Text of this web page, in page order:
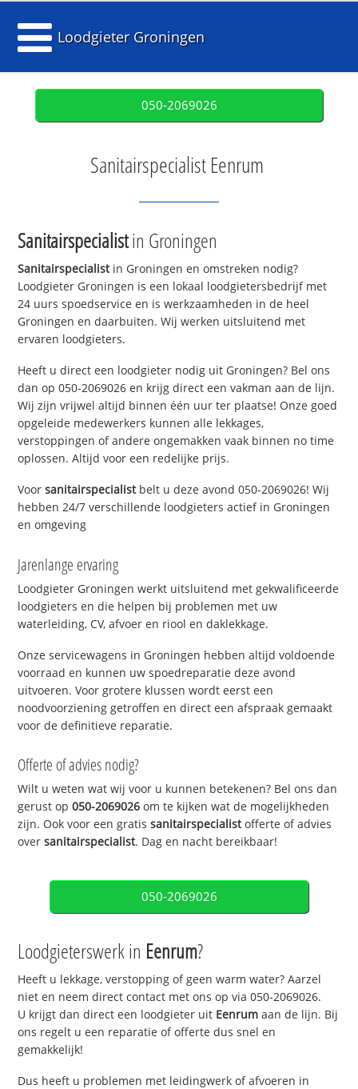
Loodgieter Groningen
050-2069026
Sanitairspecialist Eenrum
Sanitairspecialistin Groningen
Sanitairspecialistin Groningen en omstreken nodig?
Loodgieter Groningen is een lokaal loodgietersbedrijf met
24 uurs spoedservice en is werkzaamheden in de heel
Groningen en daarbuiten. Wij werken uitsluitend met
ervaren loodgieters.
Heeft u direct een loodgieter nodig uit Groningen? Bel ons
dan op 050-2069026 en krijg direct een vakman aan de lijn.
Wij zijn vrijwel altijd binnen één uur ter plaatse! Onze goed
opgeleide medewerkers kunnen alle lekkages,
verstoppingen of andere ongemakken vaak binnen no time
oplossen. Altijd voor een redelijke prijs.
Voorsanitairspecialistbelt u deze avond 050-2069026! Wij
hebben 24/7 verschillende loodgieters actief in Groningen
en omgeving
Jarenlange ervaring
Loodgieter Groningen werkt uitsluitend met gekwalificeerde
loodgieters en die helpen bij problemen met uw
waterleiding, CV, afvoer en riool en daklekkage.
Onze servicewagens in Groningen hebben altijd voldoende
voorraad en kunnen uw spoedreparatie deze avond
uitvoeren. Voor grotere klussen wordt eerst een
noodvoorziening getroffen en direct een afspraak gemaakt
voor de definitieve reparatie.
Offerte of advies nodig?
Wilt u weten wat wij voor u kunnen betekenen? Bel ons dan
gerust op050-2069026 om te kijken wat de mogelijkheden
zijn. Ook voor een gratissanitairspecialistofferte of advies
oversanitairspecialist. Dag en nacht bereikbaar!
050-2069026
Loodgieterswerk in Eenrum?
Heeft u lekkage, verstopping of geen warm water? Aarzel
niet en neem direct contact met ons op via 050-2069026.
U krijgt dan direct een loodgieter uit Eenrum aan de lijn. Bij
ons regelt u een reparatie of offerte dus snel en
gemakkelijk!
Dus heeft u problemen met leidingwerk of afvoeren in